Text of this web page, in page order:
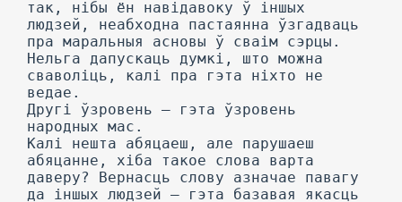
так, нібы ён навідавоку ў іншых
людзей, неабходна пастаянна ўзгадваць
пра маральныя асновы ў сваім сэрцы.
Нельга дапускаць думкі, што можна
сваволіць, калі пра гэта ніхто не
ведае.
Другі ўзровень — гэта ўзровень
народных мас.
Калі нешта абяцаеш, але парушаеш
абяцанне, хіба такое слова варта
даверу? Вернасць слову азначае павагу
да іншых людзей — гэта базавая якасць